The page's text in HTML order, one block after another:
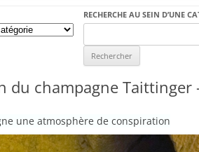
RECHERCHE AU SEIN D’UNE
for:
du champagne Taittinger
une atmosphère de conspiration